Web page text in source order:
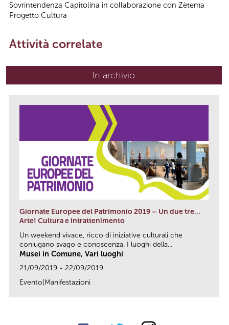
Sovrintendenza Capitolina in collaborazione con Zètema
Progetto Cultura
Attività correlate
In archivio
Giornate Europee del Patrimonio 2019 – Un due tre…
Arte! Cultura e intrattenimento
Un weekend vivace, ricco di iniziative culturali che
coniugano svago e conoscenza. I luoghi della...
Musei in Comune, Vari luoghi
21/09/2019 - 22/09/2019
Evento|Manifestazioni